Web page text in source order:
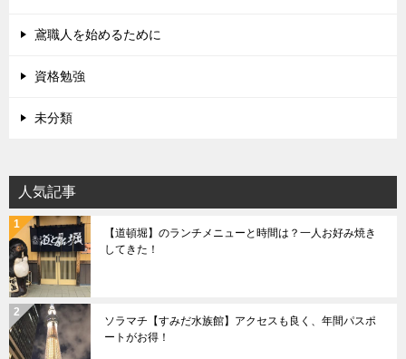
鳶職人を始めるために
資格勉強
未分類
人気記事
【道頓堀】のランチメニューと時間は？一人お好み焼き
してきた！
ソラマチ【すみだ水族館】アクセスも良く、年間パスポ
ートがお得！